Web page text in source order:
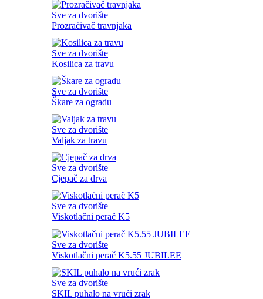
Sve za dvorište
Prozračivač travnjaka
Sve za dvorište
Kosilica za travu
Sve za dvorište
Škare za ogradu
Sve za dvorište
Valjak za travu
Sve za dvorište
Cjepač za drva
Sve za dvorište
Viskotlačni perač K5
Sve za dvorište
Viskotlačni perač K5.55 JUBILEE
Sve za dvorište
SKIL puhalo na vrući zrak